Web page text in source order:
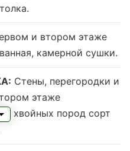
и втором этаже
камерной сушки.
Стены, перегородки и
этаже
хвойных пород сорт